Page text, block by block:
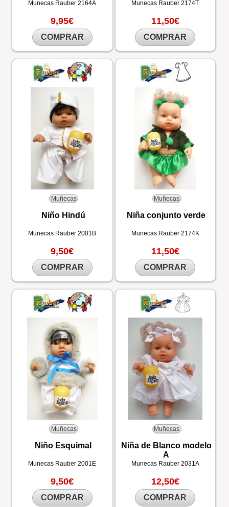
Munecas Rauber2164A
9,95€
COMPRAR
Munecas Rauber2174T
11,50€
COMPRAR
Muñecas
Niño Hindú
Munecas Rauber2001B
9,50€
COMPRAR
Muñecas
Niña conjunto verde
Munecas Rauber 2174K
11,50€
COMPRAR
Muñecas
Niño Esquimal
Munecas Rauber2001E
9,50€
COMPRAR
Muñecas
Niña de Blanco modelo
A
Munecas Rauber 2031A
12,50€
COMPRAR